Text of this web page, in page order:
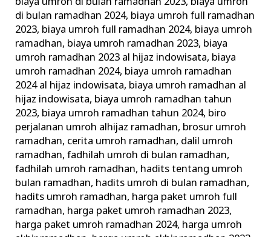
di bulan ramadhan 2024, biaya umroh full ramadhan
2023, biaya umroh full ramadhan 2024, biaya umroh
ramadhan, biaya umroh ramadhan 2023, biaya
umroh ramadhan 2023 al hijaz indowisata, biaya
umroh ramadhan 2024, biaya umroh ramadhan
2024 al hijaz indowisata, biaya umroh ramadhan al
hijaz indowisata, biaya umroh ramadhan tahun
2023, biaya umroh ramadhan tahun 2024, biro
perjalanan umroh alhijaz ramadhan, brosur umroh
ramadhan, cerita umroh ramadhan, dalil umroh
ramadhan,fadhilah umroh di bulan ramadhan,
fadhilah umroh ramadhan, hadits tentang umroh
bulan ramadhan, hadits umroh di bulan ramadhan,
hadits umroh ramadhan, harga paket umroh full
ramadhan, harga paket umroh ramadhan 2023,
harga paket umroh ramadhan 2024, harga umroh